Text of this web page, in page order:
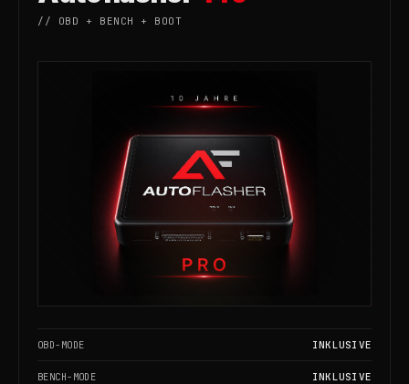
// OBD + BENCH + BOOT
OBD-MODE INKLUSIVE
BENCH-MODE INKLUSIVE